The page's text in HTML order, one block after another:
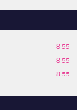
8.55
8.55
8.55